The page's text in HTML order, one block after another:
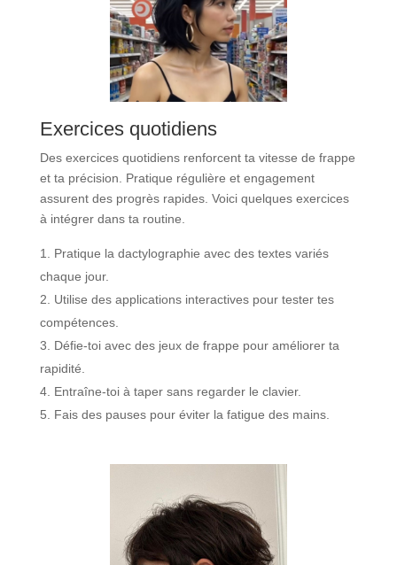
Exercices quotidiens
Des exercices quotidiens renforcent ta vitesse de frappe
et ta précision. Pratique régulière et engagement
assurent des progrès rapides. Voici quelques exercices
à intégrer dans ta routine.
Pratique la dactylographie avec des textes variés
chaque jour.
Utilise des applications interactives pour tester tes
compétences.
Défie-toi avec des jeux de frappe pour améliorer ta
rapidité.
Entraîne-toi à taper sans regarder le clavier.
Fais des pauses pour éviter la fatigue des mains.